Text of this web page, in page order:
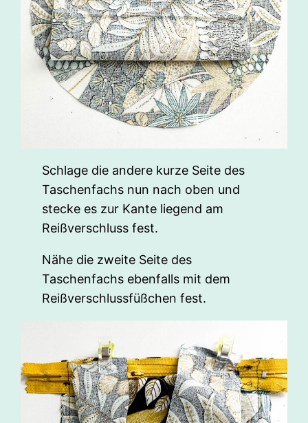
Schlage die andere kurze Seite des
Taschenfachs nun nach oben und
stecke es zur Kante liegend am
Reißverschluss fest.
Nähe die zweite Seite des
Taschenfachs ebenfalls mit dem
Reißverschlussfüßchen fest.